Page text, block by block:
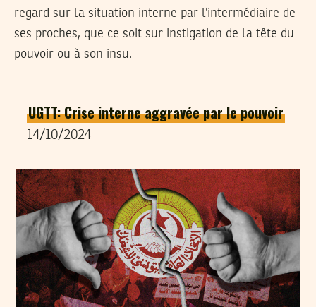
regard sur la situation interne par l’intermédiaire de
ses proches, que ce soit sur instigation de la tête du
pouvoir ou à son insu.
UGTT: Crise interne aggravée par le pouvoir
14/10/2024